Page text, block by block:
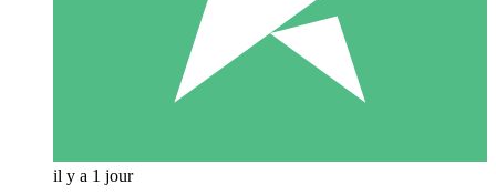
il y a 1 jour